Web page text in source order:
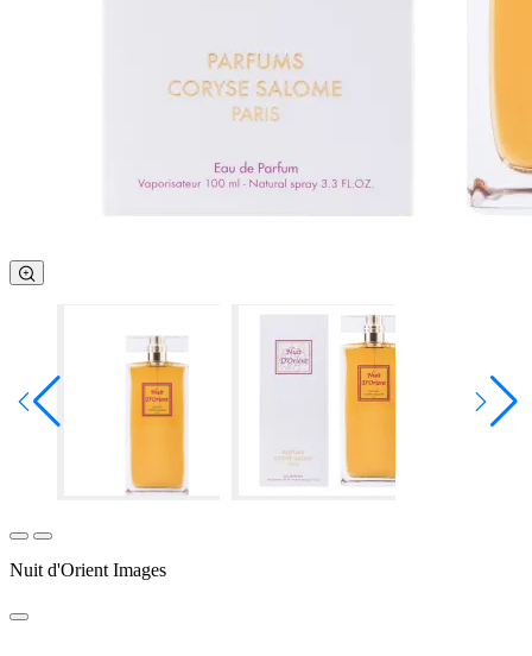
Nuit d'Orient Images